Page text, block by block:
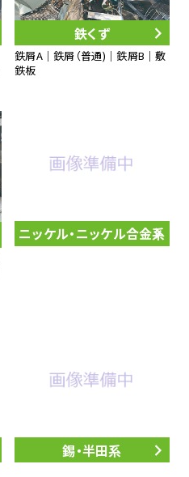
鉄くず
鉄屑A｜鉄屑（普通)｜鉄屑B｜敷
鉄板
ニッケル・ニッケル合金系
錫・半田系